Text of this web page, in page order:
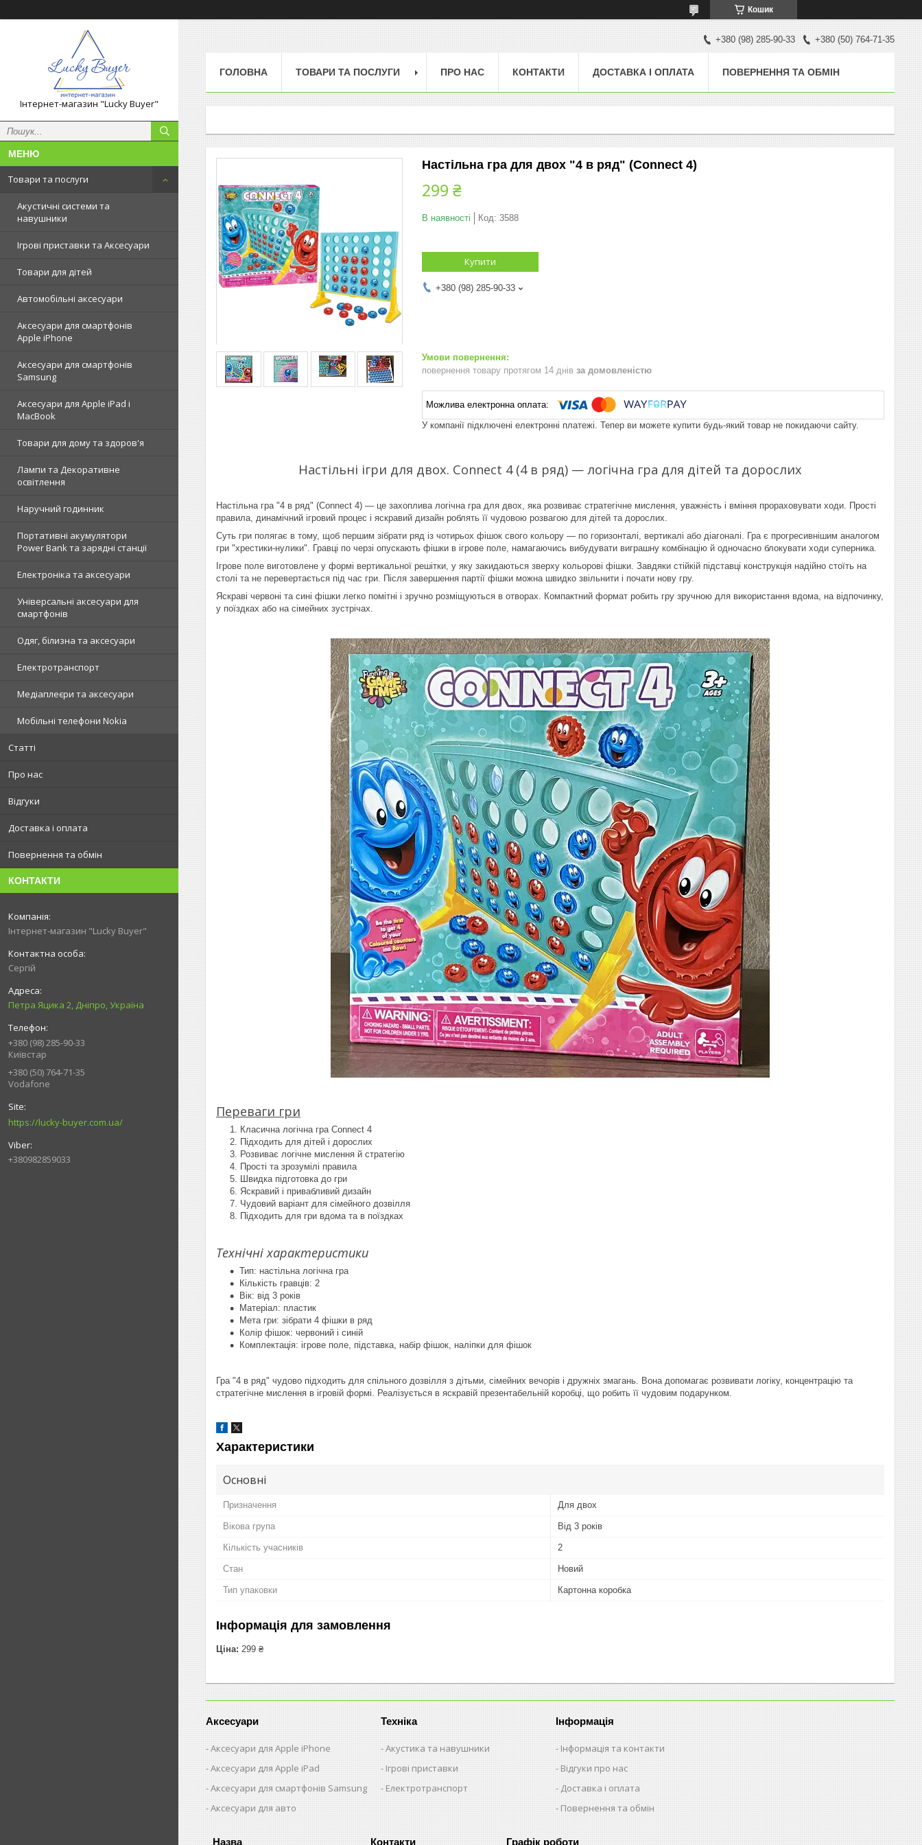
Кошик
Інтернет-магазин "Lucky Buyer"
Товари та послуги
Акустичні системи та
навушники
Ігрові приставки та Аксесуари
Товари для дітей
Автомобільні аксесуари
Аксесуари для смартфонів
Apple iPhone
Аксесуари для смартфонів
Samsung
Аксесуари для Apple iPad і
MacBook
Товари для дому та здоров'я
Лампи та Декоративне
освітлення
Наручний годинник
Портативні акумулятори
Power Bank та зарядні станції
Електроніка та аксесуари
Універсальні аксесуари для
смартфонів
Одяг, білизна та аксесуари
Електротранспорт
Медіаплеєри та аксесуари
Мобільні телефони Nokia
Статті
Про нас
Відгуки
Доставка і оплата
Повернення та обмін
КОНТАКТИ
Інтернет-магазин "Lucky Buyer"
Сергій
Петра Яцика 2, Дніпро, Україна
+380 (98) 285-90-33
Київстар
+380 (50) 764-71-35
Vodafone
https://lucky-buyer.com.ua/
+380982859033
+380 (98) 285-90-33 +380 (50) 764-71-35
ГОЛОВНА ТОВАРИ ТА ПОСЛУГИ ПРО НАС КОНТАКТИ ДОСТАВКА І ОПЛАТА ПОВЕРНЕННЯ ТА ОБМІН
Настільна гра для двох "4 в ряд" (Connect 4)
299 ₴
В наявності Код: 3588
Купити
+380 (98) 285-90-33
повернення товару протягом 14 днів за домовленістю
У компанії підключені електронні платежі. Тепер ви можете купити будь-який товар не покидаючи сайту.
Настільні ігри для двох. Connect 4 (4 в ряд) — логічна гра для дітей та дорослих
Настільна гра "4 в ряд" (Connect 4) — це захоплива логічна гра для двох, яка розвиває стратегічне мислення, уважність і вміння прораховувати ходи. Прості
правила, динамічний ігровий процес і яскравий дизайн роблять її чудовою розвагою для дітей та дорослих.
Суть гри полягає в тому, щоб першим зібрати ряд із чотирьох фішок свого кольору — по горизонталі, вертикалі або діагоналі. Гра є прогресивнішим аналогом
гри "хрестики-нулики". Гравці по черзі опускають фішки в ігрове поле, намагаючись вибудувати виграшну комбінацію й одночасно блокувати ходи суперника.
Ігрове поле виготовлене у формі вертикальної решітки, у яку закидаються зверху кольорові фішки. Завдяки стійкій підставці конструкція надійно стоїть на
столі та не перевертається під час гри. Після завершення партії фішки можна швидко звільнити і почати нову гру.
Яскраві червоні та сині фішки легко помітні і зручно розміщуються в отворах. Компактний формат робить гру зручною для використання вдома, на відпочинку,
у поїздках або на сімейних зустрічах.
Переваги гри
Класична логічна гра Connect 4
Підходить для дітей і дорослих
Розвиває логічне мислення й стратегію
Прості та зрозумілі правила
Швидка підготовка до гри
Яскравий і привабливий дизайн
Чудовий варіант для сімейного дозвілля
Підходить для гри вдома та в поїздках
Технічні характеристики
Тип: настільна логічна гра
Кількість гравців: 2
Вік: від 3 років
Матеріал: пластик
Мета гри: зібрати 4 фішки в ряд
Колір фішок: червоний і синій
Комплектація: ігрове поле, підставка, набір фішок, наліпки для фішок
Гра "4 в ряд" чудово підходить для спільного дозвілля з дітьми, сімейних вечорів і дружніх змагань. Вона допомагає розвивати логіку, концентрацію та
стратегічне мислення в ігровій формі. Реалізується в яскравій презентабельній коробці, що робить її чудовим подарунком.
Характеристики
Основні
Призначення Для двох
Вікова група Від 3 років
Кількість учасників 2
Стан Новий
Тип упаковки Картонна коробка
Інформація для замовлення
Ціна: 299 ₴
Аксесуари
Аксесуари для Apple iPhone
Аксесуари для Apple iPad
Аксесуари для смартфонів Samsung
Аксесуари для авто
Техніка
Акустика та навушники
Ігрові приставки
Електротранспорт
Інформація
Інформація та контакти
Відгуки про нас
Доставка і оплата
Повернення та обмін
Графік роботи